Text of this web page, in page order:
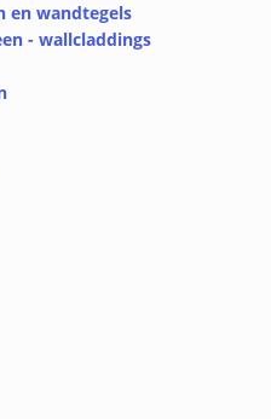
en wandtegels
- wallcladdings